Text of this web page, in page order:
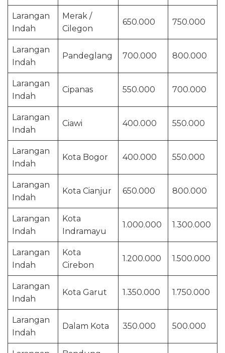
Larangan
Indah
Merak /
Cilegon
650.000 750.000
Larangan
Indah
Pandeglang 700.000 800.000
Larangan
Indah
Cipanas 550.000 700.000
Larangan
Indah
Ciawi 400.000 550.000
Larangan
Indah
Kota Bogor 400.000 550.000
Larangan
Indah
Kota Cianjur 650.000 800.000
Larangan
Indah
Kota
Indramayu
1.000.000 1.300.000
Larangan
Indah
Kota
Cirebon
1.200.000 1.500.000
Larangan
Indah
Kota Garut 1.350.000 1.750.000
Larangan
Indah
Dalam Kota 350.000 500.000